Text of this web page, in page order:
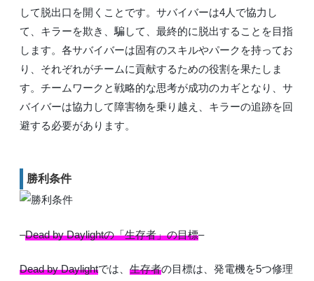
して脱出口を開くことです。サバイバーは4人で協力し
て、キラーを欺き、騙して、最終的に脱出することを目指
します。各サバイバーは固有のスキルやパークを持ってお
り、それぞれがチームに貢献するための役割を果たしま
す。チームワークと戦略的な思考が成功のカギとなり、サ
バイバーは協力して障害物を乗り越え、キラーの追跡を回
避する必要があります。
勝利条件
–Dead by Daylightの「生存者」の目標–
Dead by Daylightでは、 生存者の目標は、発電機を5つ修理